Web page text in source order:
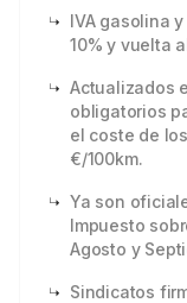
IVA gasolina
10% y vuelta
Actualizados
obligatorios
el coste de
€/100km.
Ya son
Impuesto
Agosto y
Sindicatos